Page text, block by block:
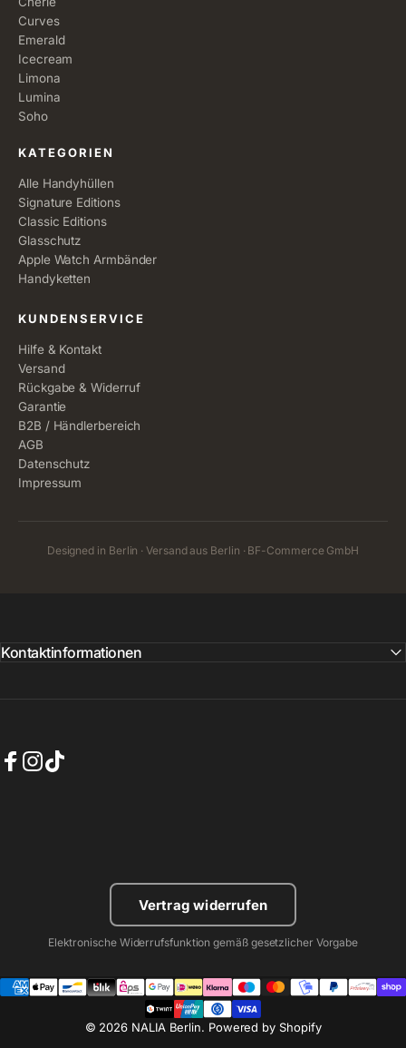
Curves
Emerald
Icecream
Limona
Lumina
Soho
KATEGORIEN
Alle Handyhüllen
Signature Editions
Classic Editions
Glasschutz
Apple Watch Armbänder
Handyketten
KUNDENSERVICE
Hilfe & Kontakt
Versand
Rückgabe & Widerruf
Garantie
B2B / Händlerbereich
AGB
Datenschutz
Impressum
Designed in Berlin · Versand aus Berlin · BF-Commerce GmbH
Kontaktinformationen
Vertrag widerrufen
Elektronische Widerrufsfunktion gemäß gesetzlicher Vorgabe
© 2026 NALIA Berlin. Powered by Shopify